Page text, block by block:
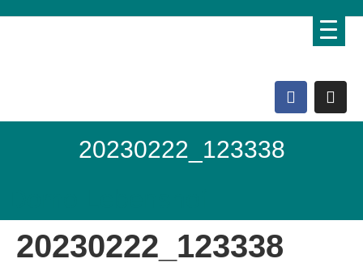
20230222_123338
20230222_123338